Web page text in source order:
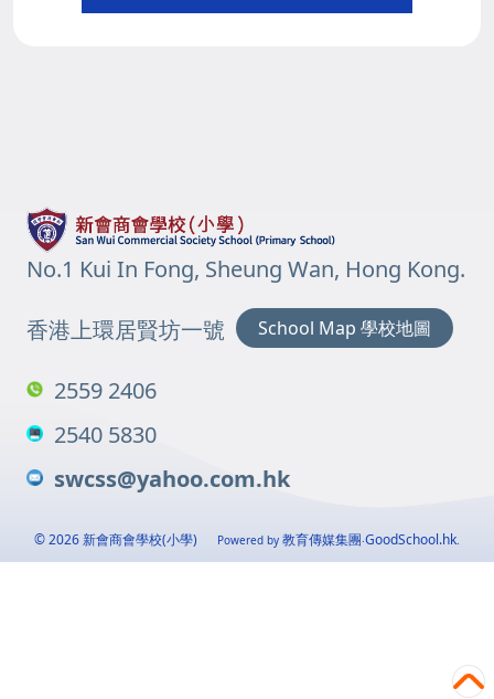
No.1 Kui In Fong, Sheung Wan, Hong Kong.
香港上環居賢坊一號 School Map 學校地圖
2559 2406
2540 5830
swcss@yahoo.com.hk
© 2026新會商會學校(小學) Powered by教育傳媒集團‧GoodSchool.hk